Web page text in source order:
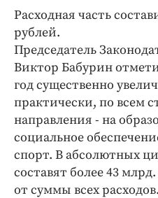
Расходная часть
рублей.
Председатель
Виктор Бабурин
год существенно
практически, по всем
направления - на
социальное
спорт. В абсолютных
составят более 43
от суммы всех